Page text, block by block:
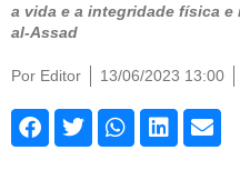
a vida e a integridade física
al-Assad
Por Editor 13/06/2023 13:00